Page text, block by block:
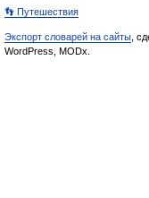
👣 Путешествия
Экспорт словарей на сайты ,
WordPress, MODx.